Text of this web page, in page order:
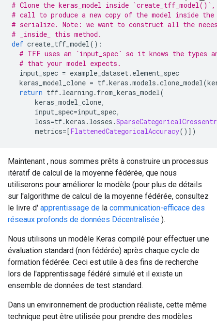
# Clone the keras_model inside
# call to produce a new copy of the model inside
# serialize. Note: we want to construct all the
# _inside_ this method.
def create_tff_model():
# TFF uses an `input_spec` so it knows the types
# that your model expects.
input_spec = example_dataset. element_spec
keras_model_clone = tf.keras .models .clone_model(
return tff. learning . from_keras_model(
keras_model_clone,
input_spec=input_spec,
loss=tf.keras . losses .
metrics=[FlattenedCategoricalAccuracy()])
Maintenant , nous sommes prêts à construire un processus
itératif de calcul de la moyenne fédérée, que nous
utiliserons pour améliorer le modèle (pour plus de détails
sur l'algorithme de calcul de la moyenne fédérée, consultez
le livre d' apprentissage de la communication-efficace des
réseaux profonds de données Décentralisée ).
Nous utilisons un modèle Keras compilé pour effectuer une
évaluation standard (non fédérée) après chaque cycle de
formation fédérée. Ceci est utile à des fins de recherche
lors de l'apprentissage fédéré simulé et il existe un
ensemble de données de test standard.
Dans un environnement de production réaliste, cette même
technique peut être utilisée pour prendre des modèles